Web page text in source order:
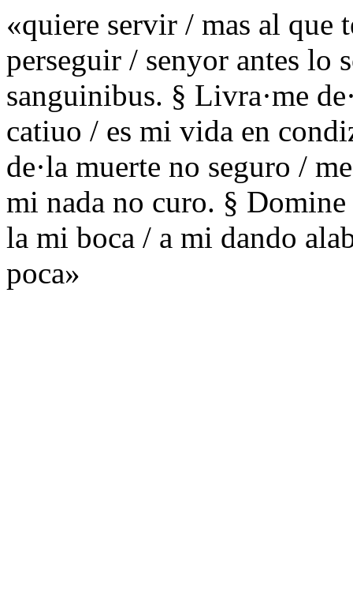
«quiere servir / mas al que
perseguir / senyor antes lo
sanguinibus. § Livra·me
catiuo / es mi vida en
de·la muerte no seguro /
mi nada no curo. §
la mi boca / a mi dando
poca»